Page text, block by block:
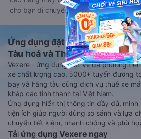
cho bạn di chuyển.
Ứng dụng đặt vé Xe khách,
Tàu hoả và Thuê xe
Vexere - ứng dụng đặt vé đa phương
xe chất lượng cao, 5000+ tuyến đường
bay và hãng tàu cùng dịch vụ thuê xe
khắp các tỉnh thành tại Việt Nam.
Ứng dụng hiển thị thông tin đầy đủ, minh
tiện ích giúp người dùng so sánh và lựa
chuyển tiết kiệm, nhanh chóng và phù
Tải ứng dụng Vexere ngay